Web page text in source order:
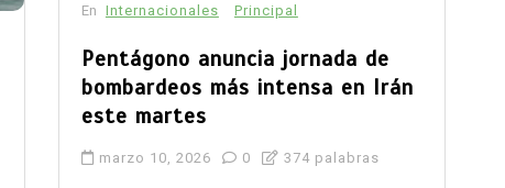
En Internacionales Principal
Pentágono anuncia jornada de
bombardeos más intensa en Irán
este martes
marzo 10, 2026 0 374 palabras